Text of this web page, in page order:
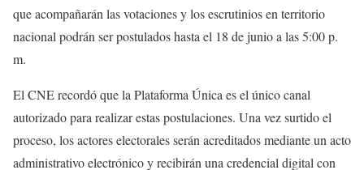
que acompañarán las votaciones y los escrutinios en territorio
nacional podrán ser postulados hasta el 18 de junio a las 5:00 p.
m.
El CNE recordó que la Plataforma Única es el único canal
autorizado para realizar estas postulaciones. Una vez surtido el
proceso, los actores electorales serán acreditados mediante un acto
administrativo electrónico y recibirán una credencial digital con